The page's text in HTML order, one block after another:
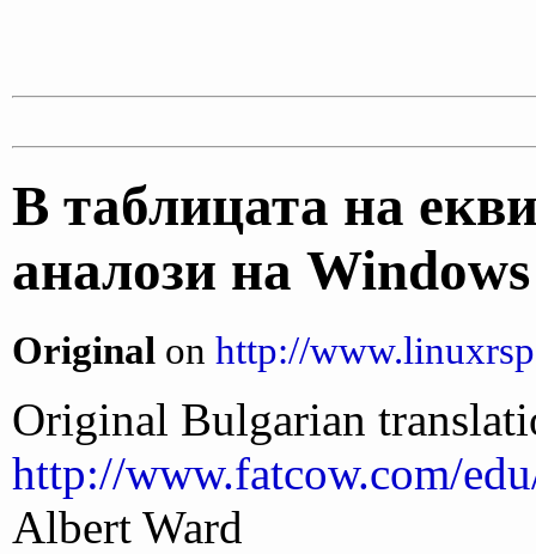
В таблицата на
аналози на
Original on http://
Original Bulgarian
http://www.fatcow.com/
Albert Ward